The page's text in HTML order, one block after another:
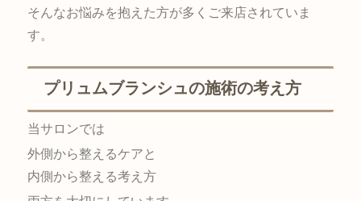
そんなお悩みを抱えた方が多くご来店されていま
す。
プリュムブランシュの施術の考え方
当サロンでは
外側から整えるケアと
内側から整える考え方